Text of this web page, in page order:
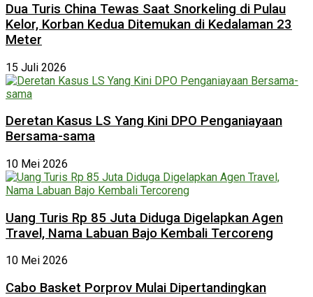
Dua Turis China Tewas Saat Snorkeling di Pulau
Kelor, Korban Kedua Ditemukan di Kedalaman 23
Meter
15 Juli 2026
Deretan Kasus LS Yang Kini DPO Penganiayaan
Bersama-sama
10 Mei 2026
Uang Turis Rp 85 Juta Diduga Digelapkan Agen
Travel, Nama Labuan Bajo Kembali Tercoreng
10 Mei 2026
Cabo Basket Porprov Mulai Dipertandingkan